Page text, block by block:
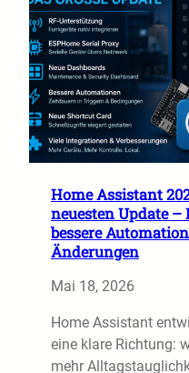
Home Assistant
neuesten Update –
bessere
Änderungen
Mai 18, 2026
Home Assistant
eine klare Richtung:
mehr